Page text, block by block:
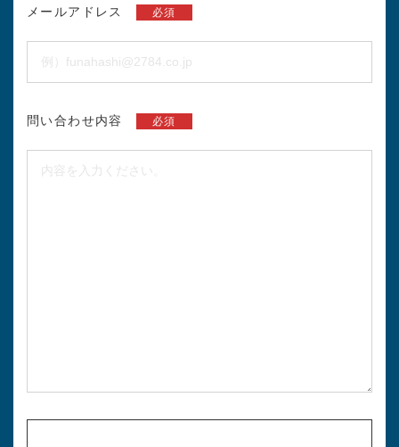
メールアドレス 必須
問い合わせ内容 必須